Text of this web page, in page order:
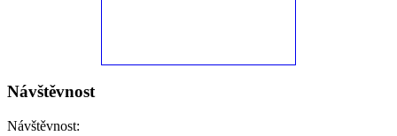
Návštěvnost
Návštěvnost: